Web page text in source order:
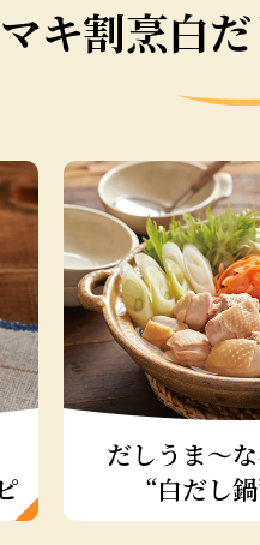
マキ割烹白
だしうま～
“白だし